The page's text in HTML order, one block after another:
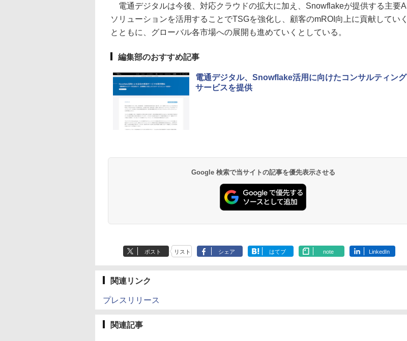
電通デジタルは今後、対応クラウドの拡大に加え、Snowflakeが提供する主要AI
ソリューションを活用することでTSGを強化し、顧客のmROI向上に貢献していく
とともに、グローバル各市場への展開も進めていくとしている。
編集部のおすすめ記事
電通デジタル、Snowflake活用に向けたコンサルティング
サービスを提供
Google 検索で当サイトの記事を優先表示させる
ポスト リスト シェア はてブ note LinkedIn
関連リンク
プレスリリース
関連記事